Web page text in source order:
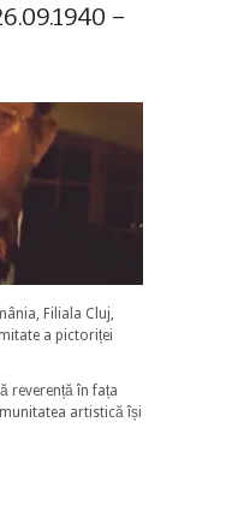
–
Filiala Cluj,
a pictoriței
reverență în fața
artistică își